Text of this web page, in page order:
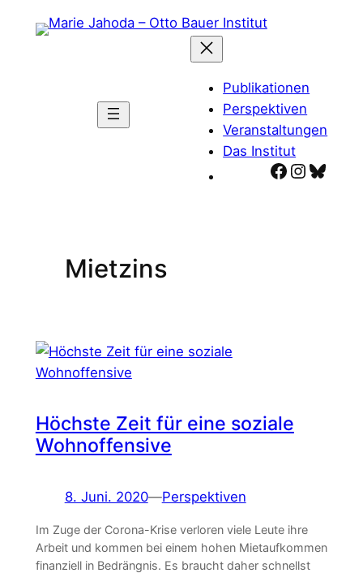
Inhalt
Publikationen
Perspektiven
Veranstaltungen
Das Institut
Facebook
Mietzins
Höchste Zeit für eine soziale
Wohnoffensive
8. Juni. 2020—Perspektiven
Im Zuge der Corona-Krise verloren viele Leute ihre
Arbeit und kommen bei einem hohen Mietaufkommen
finanziell in Bedrängnis. Es braucht daher schnellst